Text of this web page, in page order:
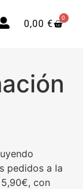
0,00 €
0
pedidos a la
con